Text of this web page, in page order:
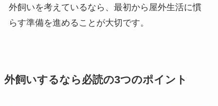
外飼いを考えているなら、最初から屋外生活に慣
らす準備を進めることが大切です。
外飼いするなら必読の3つのポイント